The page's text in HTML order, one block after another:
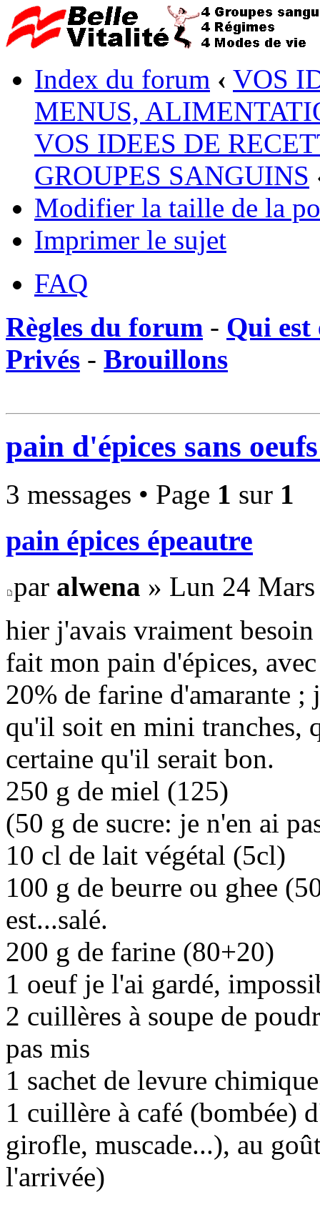
Index du forum ‹ VOS
MENUS,
VOS IDEES DE
GROUPES SANGUINS
Modifier la taille de la
Imprimer le sujet
FAQ
Règles du forum - Qui est
Privés - Brouillons
pain d'épices sans
3 messages • Page 1 sur 1
pain épices épeautre
par alwena » Lun 24
hier j'avais vraiment
fait mon pain d'épices,
20% de farine d'amarante
qu'il soit en mini tranches,
certaine qu'il serait bon.
250 g de miel (125)
(50 g de sucre: je n'en ai
10 cl de lait végétal (5cl)
100 g de beurre ou ghee
est...salé.
200 g de farine (80+20)
1 oeuf je l'ai gardé,
2 cuillères à soupe de
pas mis
1 sachet de levure
1 cuillère à café (bombée)
girofle, muscade...), au
l'arrivée)